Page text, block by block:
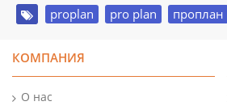
proplan pro plan проплан
КОМПАНИЯ
О нас